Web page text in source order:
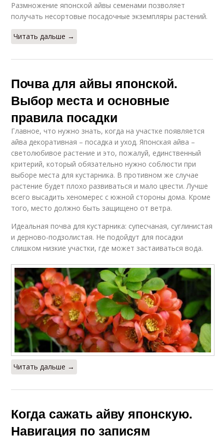
Размножение японской айвы семенами позволяет
получать несортовые посадочные экземпляры растений.
Читать дальше →
Почва для айвы японской.
Выбор места и основные
правила посадки
Главное, что нужно знать, когда на участке появляется
айва декоративная – посадка и уход. Японская айва –
светолюбивое растение и это, пожалуй, единственный
критерий, который обязательно нужно соблюсти при
выборе места для кустарника. В противном же случае
растение будет плохо развиваться и мало цвести. Лучше
всего высадить хеномерес с южной стороны дома. Кроме
того, место должно быть защищено от ветра.
Идеальная почва для кустарника: супесчаная, суглинистая
и дерново-подзолистая. Не подойдут для посадки
слишком низкие участки, где может застаиваться вода.
Читать дальше →
Когда сажать айву японскую.
Навигация по записям